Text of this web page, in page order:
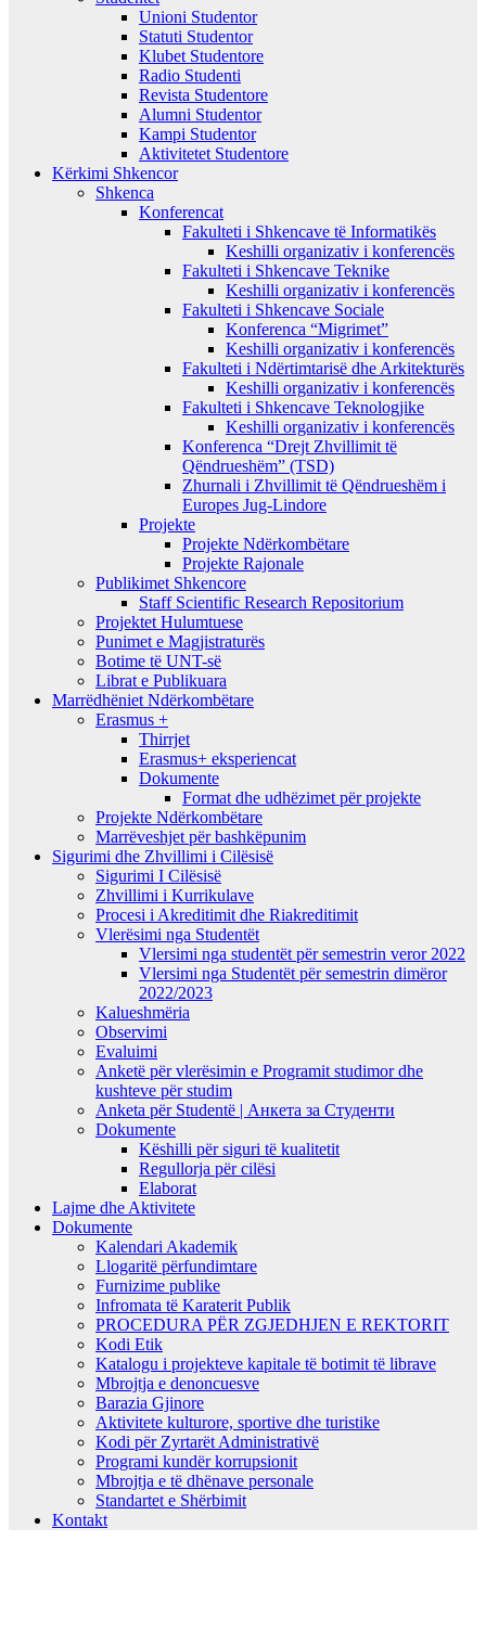
Unioni Studentor
Statuti Studentor
Klubet Studentore
Radio Studenti
Revista Studentore
Alumni Studentor
Kampi Studentor
Aktivitetet Studentore
Kërkimi Shkencor
Shkenca
Konferencat
Fakulteti i Shkencave të Informatikës
Keshilli organizativ i konferencës
Fakulteti i Shkencave Teknike
Keshilli organizativ i konferencës
Fakulteti i Shkencave Sociale
Konferenca “Migrimet”
Keshilli organizativ i konferencës
Fakulteti i Ndërtimtarisë dhe Arkitekturës
Keshilli organizativ i konferencës
Fakulteti i Shkencave Teknologjike
Keshilli organizativ i konferencës
Konferenca “Drejt Zhvillimit të
Qëndrueshëm” (TSD)
Zhurnali i Zhvillimit të Qëndrueshëm i
Europes Jug-Lindore
Projekte
Projekte Ndërkombëtare
Projekte Rajonale
Publikimet Shkencore
Staff Scientific Research Repositorium
Projektet Hulumtuese
Punimet e Magjistraturës
Botime të UNT-së
Librat e Publikuara
Marrëdhëniet Ndërkombëtare
Erasmus +
Thirrjet
Erasmus+ eksperiencat
Dokumente
Format dhe udhëzimet për projekte
Projekte Ndërkombëtare
Marrëveshjet për bashkëpunim
Sigurimi dhe Zhvillimi i Cilësisë
Sigurimi I Cilësisë
Zhvillimi i Kurrikulave
Procesi i Akreditimit dhe Riakreditimit
Vlerësimi nga Studentët
Vlersimi nga studentët për semestrin veror 2022
Vlersimi nga Studentët për semestrin dimëror
2022/2023
Kalueshmëria
Observimi
Evaluimi
Anketë për vlerësimin e Programit studimor dhe
kushteve për studim
Anketa për Studentë | Анкета за Студенти
Dokumente
Këshilli për siguri të kualitetit
Regullorja për cilësi
Elaborat
Lajme dhe Aktivitete
Dokumente
Kalendari Akademik
Llogaritë përfundimtare
Furnizime publike
Infromata të Karaterit Publik
PROCEDURA PËR ZGJEDHJEN E REKTORIT
Kodi Etik
Katalogu i projekteve kapitale të botimit të librave
Mbrojtja e denoncuesve
Barazia Gjinore
Aktivitete kulturore, sportive dhe turistike
Kodi për Zyrtarët Administrativë
Programi kundër korrupsionit
Mbrojtja e të dhënave personale
Standartet e Shërbimit
Kontakt